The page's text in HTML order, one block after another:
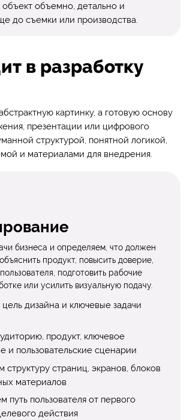
объект объемно, детально и
до съемки или производства.
в разработку
картинку, а готовую основу
презентации или цифрового
структурой, понятной логикой,
и материалами для внедрения.
бизнеса и определяем, что должен
продукт, повысить доверие,
подготовить рабочие
или усилить визуальную подачу.
дизайна и ключевые задачи
продукт, ключевое
и пользовательские сценарии
структуру страниц, экранов, блоков
материалов
путь пользователя от первого
действия